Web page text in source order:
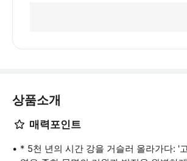
상품소개
매력포인트
* 5천 년의 시간 강을 거슬러 올라가다: '